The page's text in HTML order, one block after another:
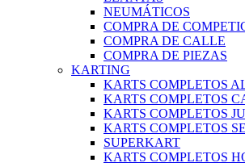
NEUMÁTICOS
COMPRA DE
COMPRA DE CALLE
COMPRA DE PIEZAS
KARTING
KARTS COMPLETOS
KARTS COMPLETOS
KARTS COMPLETOS
KARTS COMPLETOS
SUPERKART
KARTS COMPLETOS